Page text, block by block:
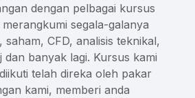
dengan pelbagai kursus
segala-galanya
CFD, analisis teknikal,
dan banyak lagi. Kursus kami
telah direka oleh pakar
kami, memberi anda